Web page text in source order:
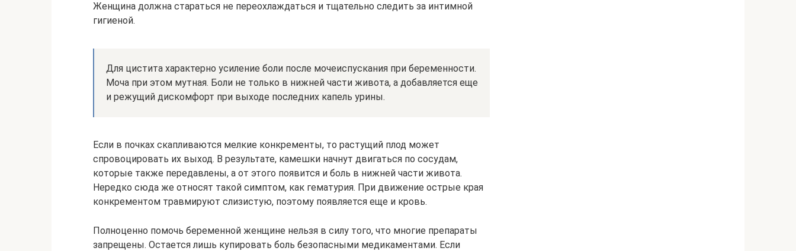
Женщина должна стараться не переохлаждаться и тщательно следить за интимной
гигиеной.
Для цистита характерно усиление боли после мочеиспускания при беременности.
Моча при этом мутная. Боли не только в нижней части живота, а добавляется еще
и режущий дискомфорт при выходе последних капель урины.
Если в почках скапливаются мелкие конкременты, то растущий плод может
спровоцировать их выход. В результате, камешки начнут двигаться по сосудам,
которые также передавлены, а от этого появится и боль в нижней части живота.
Нередко сюда же относят такой симптом, как гематурия. При движение острые края
конкрементом травмируют слизистую, поэтому появляется еще и кровь.
Полноценно помочь беременной женщине нельзя в силу того, что многие препараты
запрещены. Остается лишь купировать боль безопасными медикаментами. Если